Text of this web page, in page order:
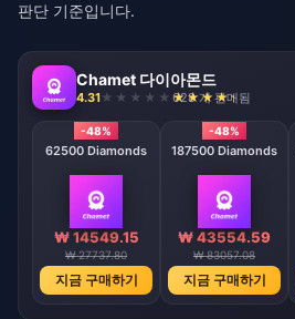
판단 기준입니다.
Chamet 다이아몬드
4.31 628 개 판매됨
-48%
62500 Diamonds
₩ 14549.15
₩ 27737.80
지금 구매하기
-48%
187500 Diamonds
₩ 43554.59
₩ 83057.08
지금 구매하기